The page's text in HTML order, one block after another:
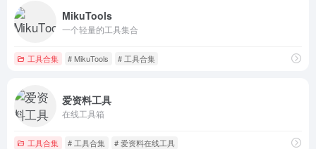
MikuTools
一个轻量的工具集合
工具合集 # MikuTools # 工具合集
爱资料工具
在线工具箱
工具合集 # 工具合集 # 爱资料在线工具